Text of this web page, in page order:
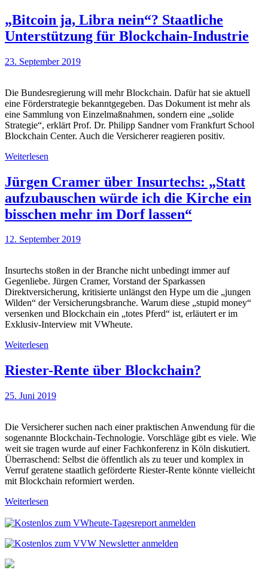
„Bitcoin ja, Libra nein“? Staatliche
Unterstützung für Blockchain-Industrie
23. September 2019
Die Bundesregierung will mehr Blockchain. Dafür hat sie aktuell
eine Förderstrategie bekanntgegeben. Das Dokument ist mehr als
eine Sammlung von Einzelmaßnahmen, sondern eine „solide
Strategie“, erklärt Prof. Dr. Philipp Sandner vom Frankfurt School
Blockchain Center. Auch die Versicherer reagieren positiv.
Weiterlesen
Jürgen Cramer über Insurtechs: „Statt
aufzubauschen würde ich die Kirche ein
bisschen mehr im Dorf lassen“
12. September 2019
Insurtechs stoßen in der Branche nicht unbedingt immer auf
Gegenliebe. Jürgen Cramer, Vorstand der Sparkassen
Direktversicherung, kritisierte unlängst den Hype um die „jungen
Wilden“ der Versicherungsbranche. Warum diese „stupid money“
versenken und Blockchain ein „totes Pferd“ ist, erläutert er im
Exklusiv-Interview mit VWheute.
Weiterlesen
Riester-Rente über Blockchain?
25. Juni 2019
Die Versicherer suchen nach einer praktischen Anwendung für die
sogenannte Blockchain-Technologie. Vorschläge gibt es viele. Wie
weit sie tragen wurde auf einer Fachkonferenz in Köln diskutiert.
Überraschend: Selbst die öffentlich als zu teuer und komplex in
Verruf geratene staatlich geförderte Riester-Rente könnte vielleicht
mit Blockchain reformiert werden.
Weiterlesen